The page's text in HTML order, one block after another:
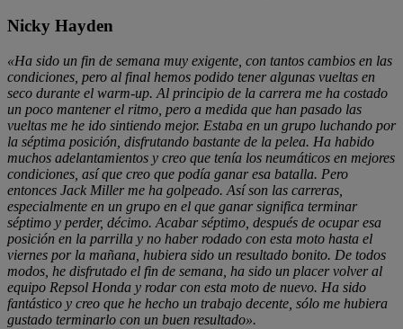
Nicky Hayden
«Ha sido un fin de semana muy exigente, con tantos cambios en las
condiciones, pero al final hemos podido tener algunas vueltas en
seco durante el warm-up. Al principio de la carrera me ha costado
un poco mantener el ritmo, pero a medida que han pasado las
vueltas me he ido sintiendo mejor. Estaba en un grupo luchando por
la séptima posición, disfrutando bastante de la pelea. Ha habido
muchos adelantamientos y creo que tenía los neumáticos en mejores
condiciones, así que creo que podía ganar esa batalla. Pero
entonces Jack Miller me ha golpeado. Así son las carreras,
especialmente en un grupo en el que ganar significa terminar
séptimo y perder, décimo. Acabar séptimo, después de ocupar esa
posición en la parrilla y no haber rodado con esta moto hasta el
viernes por la mañana, hubiera sido un resultado bonito. De todos
modos, he disfrutado el fin de semana, ha sido un placer volver al
equipo Repsol Honda y rodar con esta moto de nuevo. Ha sido
fantástico y creo que he hecho un trabajo decente, sólo me hubiera
gustado terminarlo con un buen resultado».